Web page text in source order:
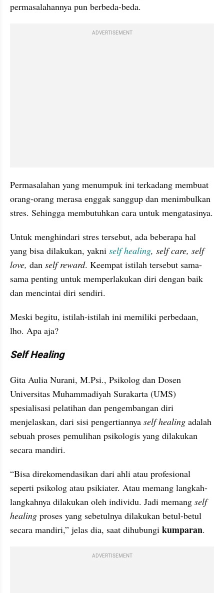
permasalahannya pun berbeda-beda.
ADVERTISEMENT
Permasalahan yang menumpuk ini terkadang membuat
orang-orang merasa enggak sanggup dan menimbulkan
stres. Sehingga membutuhkan cara untuk mengatasinya.
Untuk menghindari stres tersebut, ada beberapa hal
yang bisa dilakukan, yakni self healing, self care, self
love, dan self reward. Keempat istilah tersebut sama-
sama penting untuk memperlakukan diri dengan baik
dan mencintai diri sendiri.
Meski begitu, istilah-istilah ini memiliki perbedaan,
lho. Apa aja?
Self Healing
Gita Aulia Nurani, M.Psi., Psikolog dan Dosen
Universitas Muhammadiyah Surakarta (UMS)
spesialisasi pelatihan dan pengembangan diri
menjelaskan, dari sisi pengertiannya self healing adalah
sebuah proses pemulihan psikologis yang dilakukan
secara mandiri.
“Bisa direkomendasikan dari ahli atau profesional
seperti psikolog atau psikiater. Atau memang langkah-
langkahnya dilakukan oleh individu. Jadi memang self
healing proses yang sebetulnya dilakukan betul-betul
secara mandiri,” jelas dia, saat dihubungi kumparan.
ADVERTISEMENT